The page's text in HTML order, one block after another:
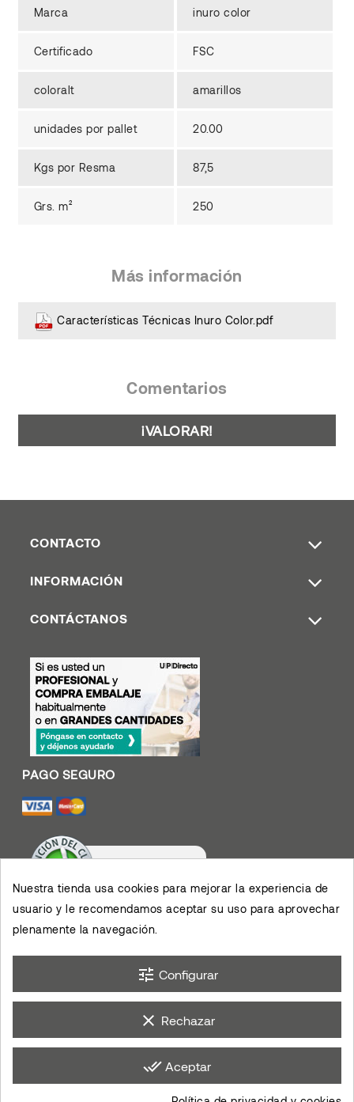
Marca inuro color
Certificado FSC
coloralt amarillos
unidades por pallet 20.00
Kgs por Resma 87,5
Grs. m² 250
Más información
Características Técnicas Inuro Color.pdf
Comentarios
¡VALORAR!
CONTACTO
INFORMACIÓN
CONTÁCTANOS
×
Valoración De Clientes
Muy contento con el
servicio y los productos,
agradezco su eficiencia.
Opinión De Clientes
Nuestra tienda usa cookies para mejorar la experiencia de
usuario y le recomendamos aceptar su uso para aprovechar
plenamente la navegación.
tune Configurar
clear Rechazar
done_all Aceptar